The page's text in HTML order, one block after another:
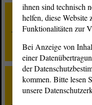
TOP 18
Entwurf eines
TOP 19
a) Entwurf eines
ihnen sind technisch
helfen, diese Website
Funktionalitäten zur
Bei Anzeige von
einer
der
kommen. Bitte lesen
unsere